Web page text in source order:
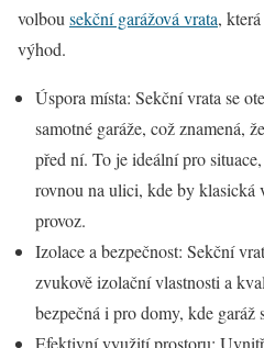
volbou sekční garážová vrata,
výhod.
Úspora místa: Sekční vrata se
samotné garáže, což znamená,
před ní. To je ideální pro
rovnou na ulici, kde by klasická
provoz.
Izolace a bezpečnost: Sekční
zvukově izolační vlastnosti a
bezpečná i pro domy, kde
Efektivní využití prostoru: